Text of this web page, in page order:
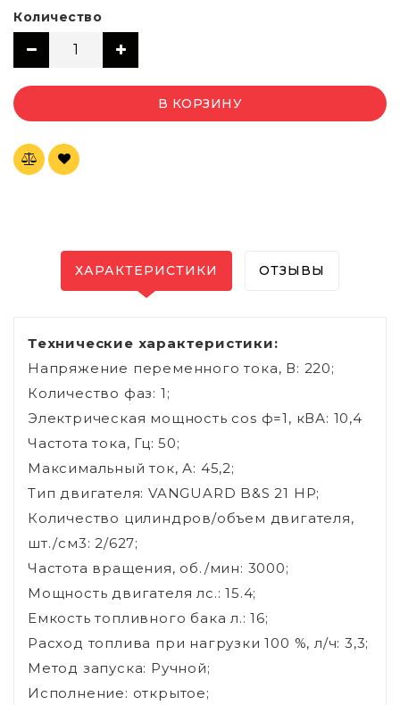
Количество
В КОРЗИНУ
ХАРАКТЕРИСТИКИ ОТЗЫВЫ
Технические характеристики:
Напряжение переменного тока, В: 220;
Количество фаз: 1;
Электрическая мощность cos ф=1, кВА: 10,4
Частота тока, Гц: 50;
Максимальный ток, А: 45,2;
Тип двигателя: VANGUARD B&S 21 HP;
Количество цилиндров/объем двигателя,
шт./см3: 2/627;
Частота вращения, об./мин: 3000;
Мощность двигателя лс.: 15.4;
Емкость топливного бака л.: 16;
Расход топлива при нагрузки 100 %, л/ч: 3,3;
Метод запуска: Ручной;
Исполнение: открытое;